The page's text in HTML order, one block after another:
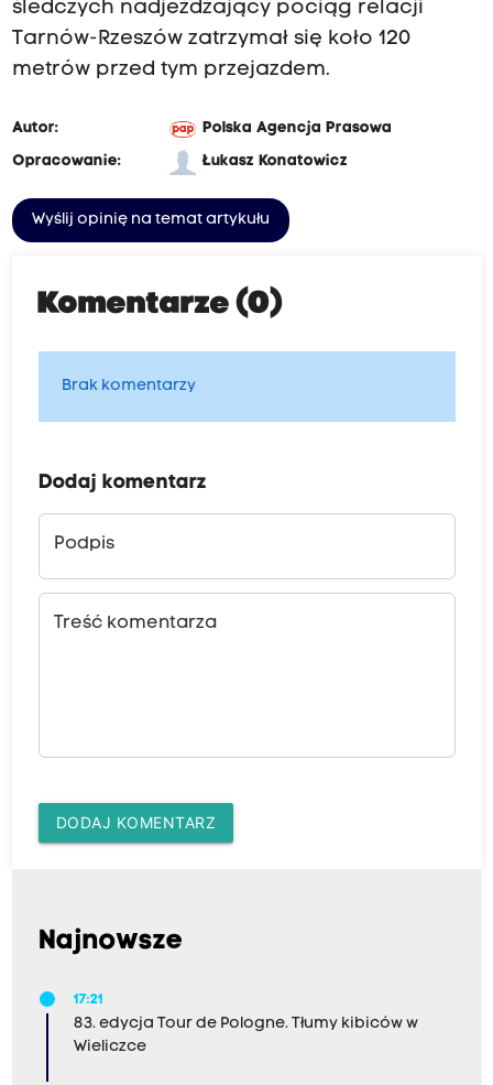
śledczych nadjeżdżający pociąg relacji
Tarnów-Rzeszów zatrzymał się koło 120
metrów przed tym przejazdem.
Autor:
Polska Agencja Prasowa
Opracowanie:
Łukasz Konatowicz
Wyślij opinię na temat artykułu
Komentarze (0)
Brak komentarzy
Dodaj komentarz
Podpis
Treść komentarza
DODAJ KOMENTARZ
Najnowsze
17:21
83. edycja Tour de Pologne. Tłumy kibiców w
Wieliczce